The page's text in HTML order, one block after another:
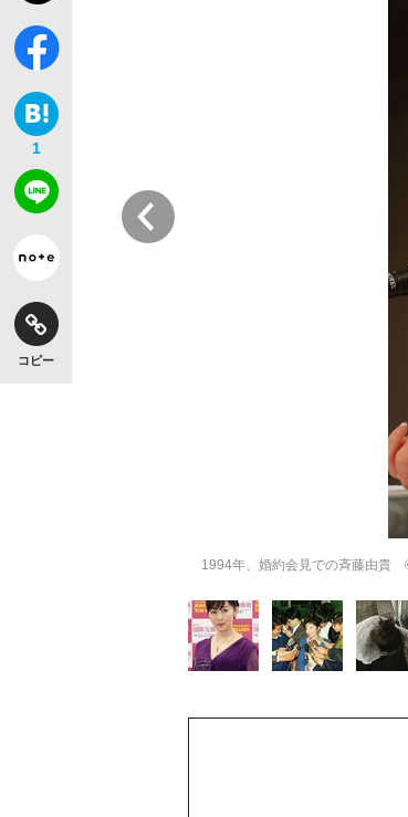
「目標達成できなかったから
いまさら聞けない資産運用のす
1
コピー
1994年、婚約会見での斉藤由貴